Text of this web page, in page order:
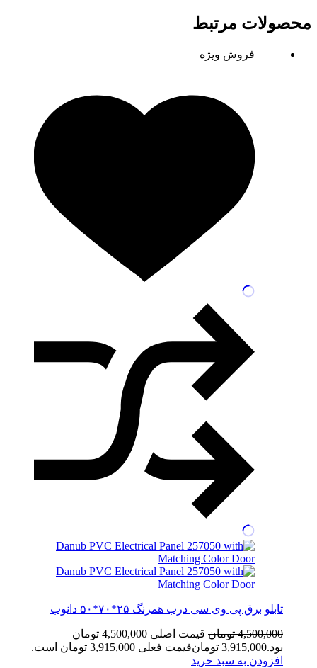
محصولات مرتبط
فروش ویژه
تابلو برق پی وی سی درب همرنگ ۲۵*۷۰*۵۰ دانوب
4,500,000 تومان
قیمت اصلی 4,500,000 تومان
بود.3,915,000 تومانقیمت فعلی 3,915,000 تومان است.
افزودن به سبد خرید